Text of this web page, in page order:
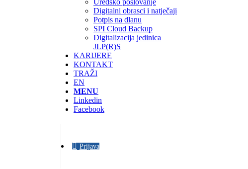
Uredsko poslovanje
Digitalni obrasci i natječaji
Potpis na dlanu
SPI Cloud Backup
Digitalizacija jedinica
JLP(R)S
KARIJERE
KONTAKT
TRAŽI
EN
MENU
Linkedin
Facebook
Prijava